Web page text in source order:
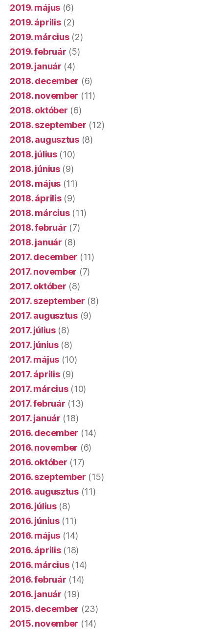
2019. május (6)
2019. április(2)
2019. március(2)
2019. február (5)
2019. január (4)
2018. december (6)
2018. november (11)
2018. október (6)
2018. szeptember (12)
2018. augusztus(8)
2018. július(10)
2018. június(9)
2018. május (11)
2018. április(9)
2018. március(11)
2018. február (7)
2018. január (8)
2017. december (11)
2017. november (7)
2017. október (8)
2017. szeptember (8)
2017. augusztus(9)
2017. július(8)
2017. június(8)
2017. május (10)
2017. április(9)
2017. március(10)
2017. február (13)
2017. január (18)
2016. december (14)
2016. november (6)
2016. október (17)
2016. szeptember (15)
2016. augusztus(11)
2016. július(8)
2016. június(11)
2016. május (14)
2016. április(18)
2016. március(14)
2016. február (14)
2016. január (19)
2015. december (23)
2015. november (14)